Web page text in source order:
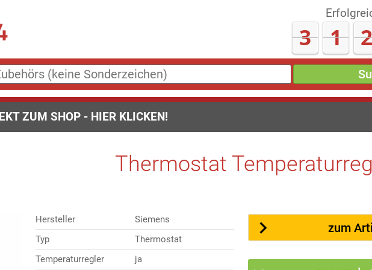
3 1
ZUM SHOP - HIER KLICKEN!
Thermostat
Hersteller
Siemens
Typ
Thermostat
Temperaturregler
ja
zum